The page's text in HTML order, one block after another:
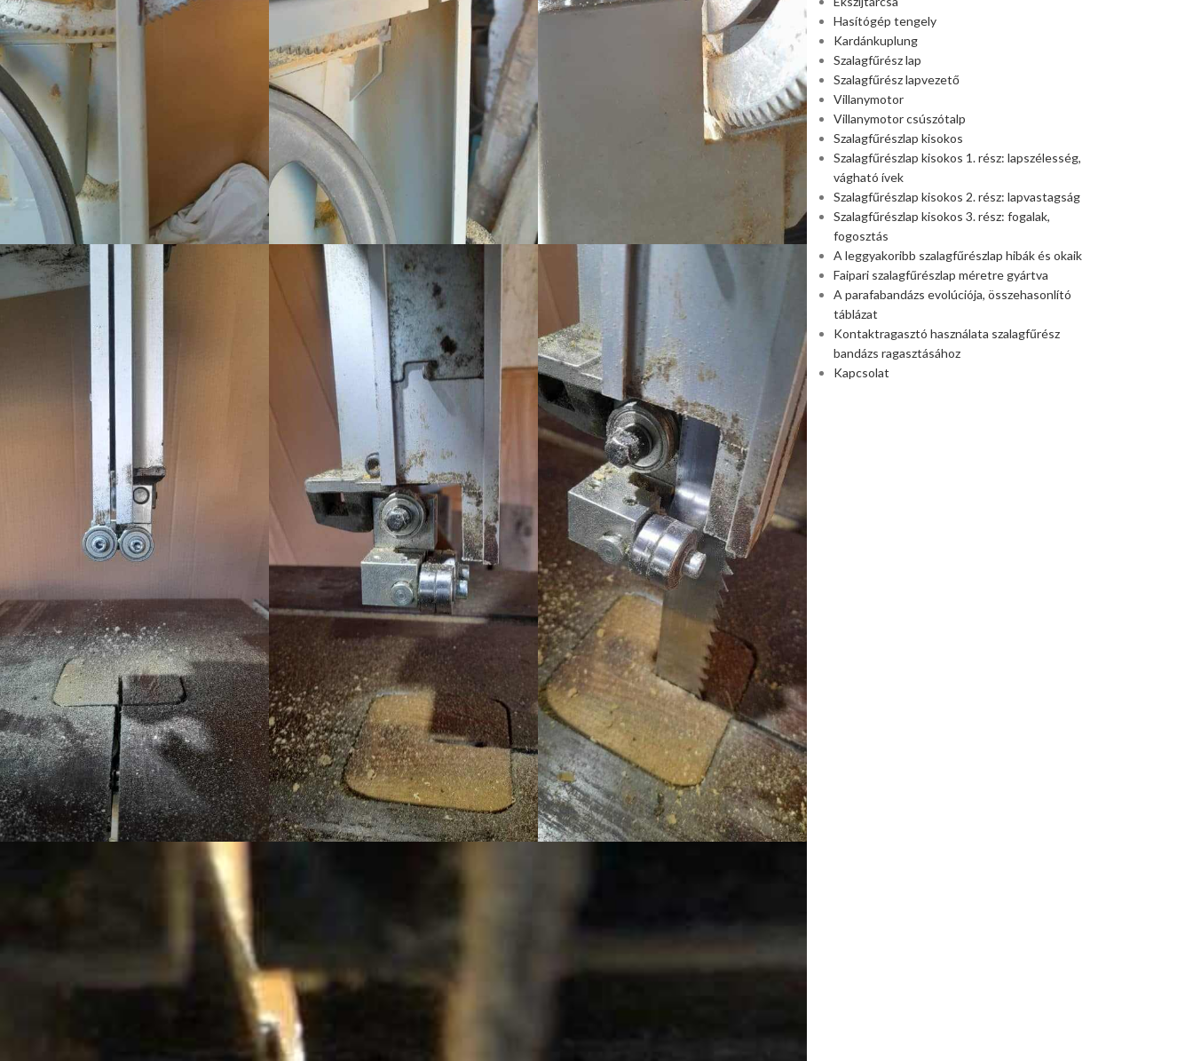
Hasítógép tengely
Kardánkuplung
Szalagfűrész lap
Szalagfűrész lapvezető
Villanymotor
Villanymotor csúszótalp
Szalagfűrészlap kisokos
Szalagfűrészlap kisokos 1. rész: lapszélesség,
vágható ívek
Szalagfűrészlap kisokos 2. rész: lapvastagság
Szalagfűrészlap kisokos 3. rész: fogalak,
fogosztás
A leggyakoribb szalagfűrészlap hibák és okaik
Faipari szalagfűrészlap méretre gyártva
A parafabandázs evolúciója, összehasonlító
táblázat
Kontaktragasztó használata szalagfűrész
bandázs ragasztásához
Kapcsolat